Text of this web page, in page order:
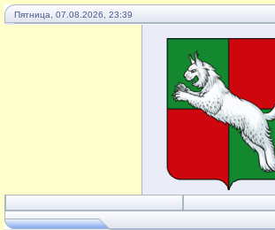
Пятница, 07.08.2026, 23:39